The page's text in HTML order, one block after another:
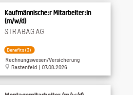
Kaufmännische:r Mitarbeiter:in
(m/w/d)
STRABAG AG
Benefits (3)
Rechnungswesen/Versicherung
Rastenfeld | 07.08.2026